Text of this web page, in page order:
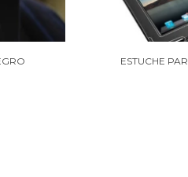
ESTUCHE